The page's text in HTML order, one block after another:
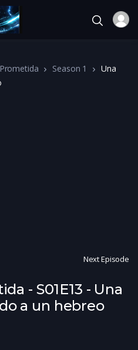
Season 1
Una
Next Episode
- S01E13 - Una
a un hebreo